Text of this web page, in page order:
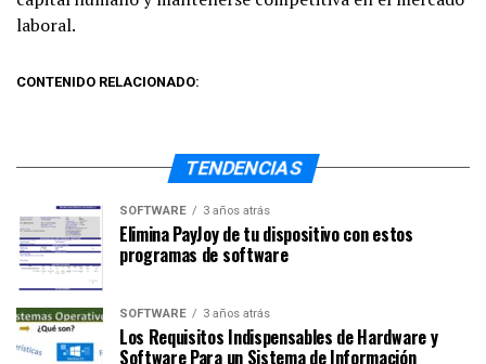
laboral.
CONTENIDO RELACIONADO:
TENDENCIAS
SOFTWARE 3 años atrás
Elimina PayJoy de tu dispositivo con estos
programas de software
SOFTWARE 3 años atrás
Los Requisitos Indispensables de Hardware y
Software Para un Sistema de Información